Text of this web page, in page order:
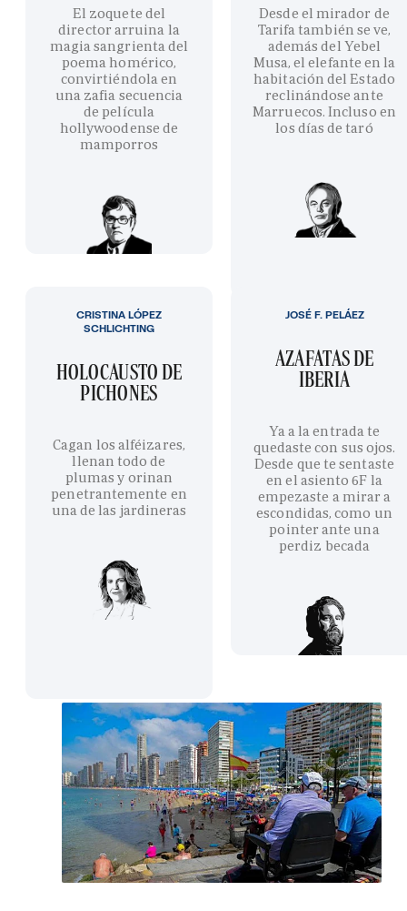
El zoquete del
director arruina la
magia sangrienta del
poema homérico,
convirtiéndola en
una zafia secuencia
de película
hollywoodense de
mamporros
Desde el mirador de
Tarifa también se ve,
además del Yebel
Musa, el elefante en la
habitación del Estado
reclinándose ante
Marruecos. Incluso en
los días de taró
HOLOCAUSTO DE
PICHONES
Cagan los alféizares,
llenan todo de
plumas y orinan
penetrantemente en
una de las jardineras
CRISTINA LÓPEZ
SCHLICHTING
AZAFATAS DE
IBERIA
Ya a la entrada te
quedaste con sus ojos.
Desde que te sentaste
en el asiento 6F la
empezaste a mirar a
escondidas, como un
pointer ante una
perdiz becada
JOSÉ F. PELÁEZ